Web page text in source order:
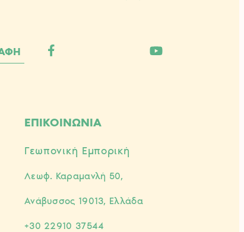
ΕΠΙΚΟΙΝΩΝΙΑ
Γεωπονική Εμπορική
Λεωφ. Καραμανλή 50,
Ανάβυσσος 19013, Ελλάδα
+30 22910 37544